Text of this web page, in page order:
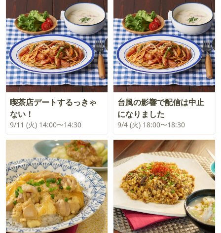
喫茶店デートするっきゃ
ない！
9/11 (火) 14:00〜14:30
台風の影響で配信は中止
になりました
9/4 (火) 18:00〜18:30